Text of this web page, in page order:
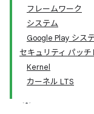
フレームワーク
システム
Google Play シス
セキュリティ パッ
Kernel
カーネル LTS